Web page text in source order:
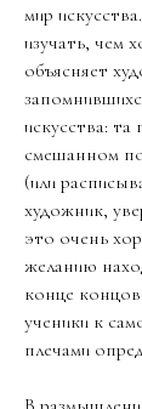
мир
изучать, чем
объясняет
искусства:
смешанном
(или
художник,
это очень
желанию
конце
ученики к
плечами